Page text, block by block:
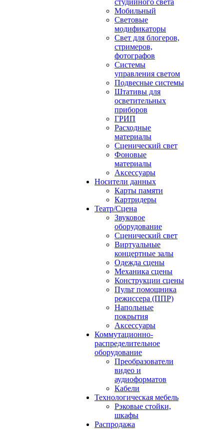
студийного света
Мобильный
Световые
модификаторы
Свет для блогеров,
стримеров,
фотографов
Системы
управления светом
Подвесные системы
Штативы для
осветительных
приборов
ГРИП
Расходные
материалы
Сценический свет
Фоновые
материалы
Аксессуары
Носители данных
Карты памяти
Картридеры
Театр/Сцена
Звуковое
оборудование
Сценический свет
Виртуальные
концертные залы
Одежда сцены
Механика сцены
Конструкции сцены
Пульт помощника
режиссера (ППР)
Напольные
покрытия
Аксессуары
Коммутационно-
распределительное
оборудование
Преобразователи
видео и
аудиоформатов
Кабели
Технологическая мебель
Рэковые стойки,
шкафы
Распродажа